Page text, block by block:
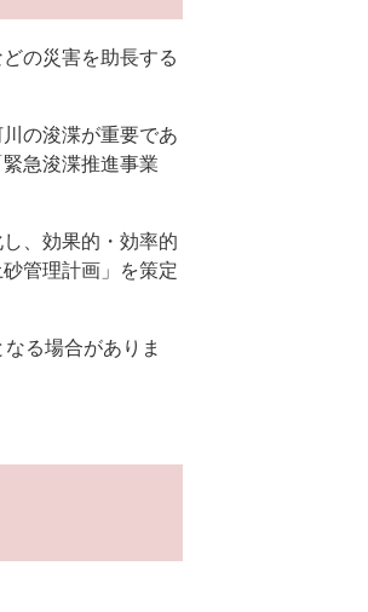
の災害を助長する
の浚渫が重要であ
急浚渫推進事業
、効果的・効率的
管理計画」を策定
る場合がありま